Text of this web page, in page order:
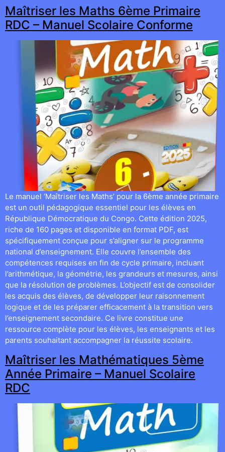
Maîtriser les Maths 6ème Primaire
RDC – Manuel Scolaire Conforme
Le manuel ‘Maîtriser les Maths’ pour la 6ème année primaire
est un outil pédagogique essentiel pour les élèves en
République Démocratique du Congo. Cette édition 2025,
riche de 160 pages et disponible en format PDF, est
spécifiquement conçue pour s’aligner sur le programme
national d’enseignement. Elle couvre l’ensemble des
compétences requises en fin de cycle primaire, incluant
l’arithmétique, la géométrie, les grandeurs et mesures, ainsi
que la résolution de problèmes. L’objectif est de consolider
les acquis des élèves, de développer leur raisonnement
logique et de les préparer efficacement à la transition vers
l’enseignement secondaire. Ce livre constitue une
ressource complète pour les élèves, les enseignants et les
parents souhaitant accompagner la réussite scolaire.
Maîtriser les Mathématiques 5ème
Année Primaire – Manuel Scolaire
RDC